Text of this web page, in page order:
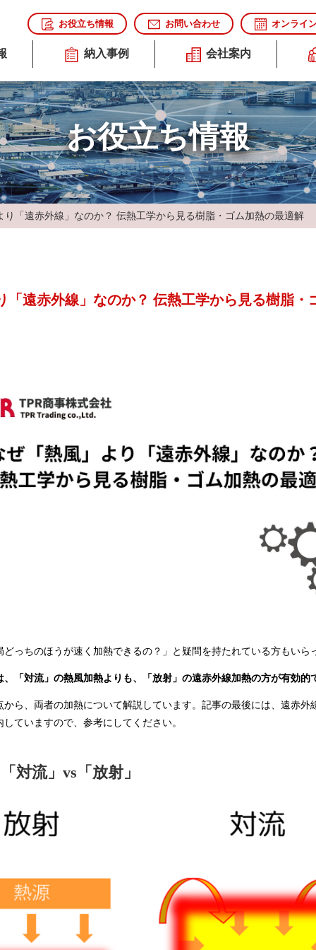
お役立ち情報 お問い合わせ オンライ
温度調節弁 産業・環境機
納入事例 会社案内
お役立ち情報
り「遠赤外線」なのか？ 伝熱工学から見る樹脂・ゴム加熱の最適解
「遠赤外線」なのか？ 伝熱工学から見る樹脂・
っちのほうが速く加熱できるの？」と疑問を持たれている方もいら
「対流」の熱風加熱よりも、「放射」の遠赤外線加熱の方が有効的
ら、両者の加熱について解説しています。記事の最後には、遠赤外
ていますので、参考にしてください。
対流」vs「放射」